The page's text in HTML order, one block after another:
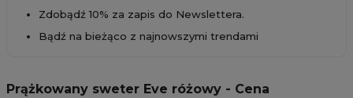
Zdobądź 10% za zapis do Newslettera.
Bądź na bieżąco z najnowszymi trendami
Prążkowany sweter Eve różowy - Cena